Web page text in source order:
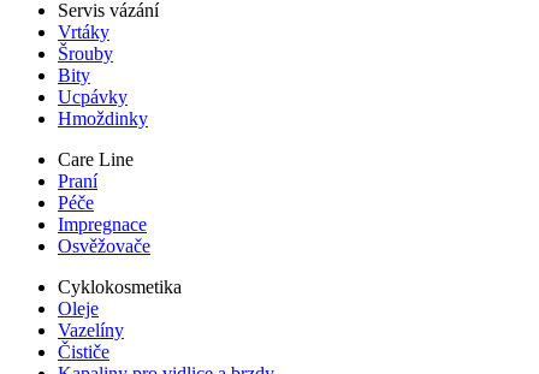
Servis vázání
Vrtáky
Šrouby
Bity
Ucpávky
Hmoždinky
Care Line
Praní
Péče
Impregnace
Osvěžovače
Cyklokosmetika
Oleje
Vazelíny
Čističe